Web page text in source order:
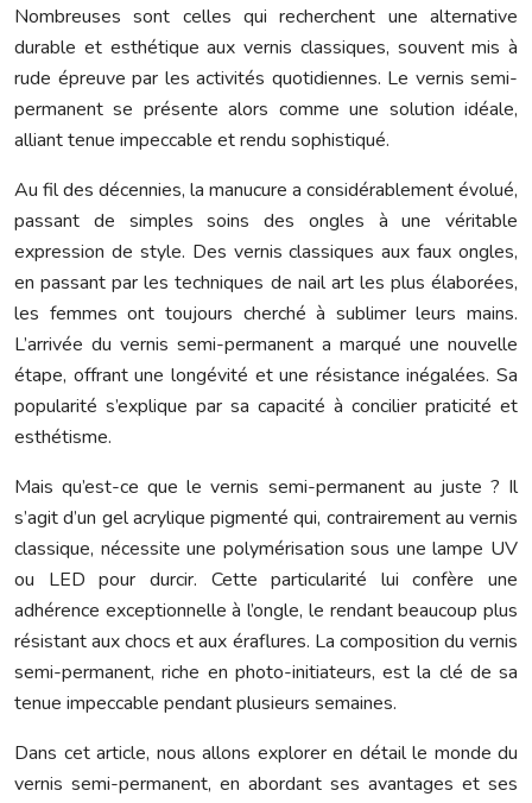
Nombreuses sont celles qui recherchent une alternative
durable et esthétique aux vernis classiques, souvent mis à
rude épreuve par les activités quotidiennes. Le vernis semi-
permanent se présente alors comme une solution idéale,
alliant tenue impeccable et rendu sophistiqué.
Au fil des décennies, la manucure a considérablement évolué,
passant de simples soins des ongles à une véritable
expression de style. Des vernis classiques aux faux ongles,
en passant par les techniques de nail art les plus élaborées,
les femmes ont toujours cherché à sublimer leurs mains.
L’arrivée du vernis semi-permanent a marqué une nouvelle
étape, offrant une longévité et une résistance inégalées. Sa
popularité s’explique par sa capacité à concilier praticité et
esthétisme.
Mais qu’est-ce que le vernis semi-permanent au juste ? Il
s’agit d’un gel acrylique pigmenté qui, contrairement au vernis
classique, nécessite une polymérisation sous une lampe UV
ou LED pour durcir. Cette particularité lui confère une
adhérence exceptionnelle à l’ongle, le rendant beaucoup plus
résistant aux chocs et aux éraflures. La composition du vernis
semi-permanent, riche en photo-initiateurs, est la clé de sa
tenue impeccable pendant plusieurs semaines.
Dans cet article, nous allons explorer en détail le monde du
vernis semi-permanent, en abordant ses avantages et ses